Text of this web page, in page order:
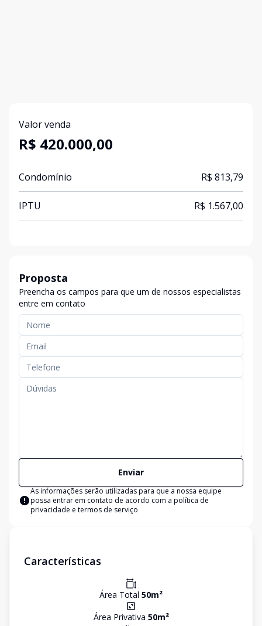
Valor venda
R$ 420.000,00
Condomínio R$ 813,79
IPTU R$ 1.567,00
Proposta
Preencha os campos para que um de nossos especialistas
entre em contato
Enviar
As informações serão utilizadas para que a nossa equipe
possa entrar em contato de acordo com a política de
privacidade e termos de serviço
Características
Área Total 50m²
Área Privativa 50m²